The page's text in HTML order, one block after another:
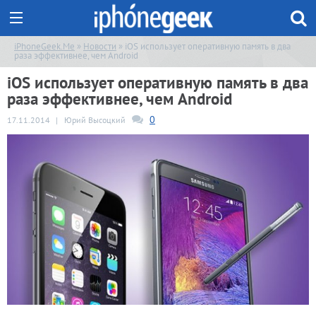
iPhoneGeek.Me » Новости » iOS использует оперативную память в два
раза эффективнее, чем Android
iOS использует оперативную память в два
раза эффективнее, чем Android
17.11.2014 | Юрий Высоцкий 0